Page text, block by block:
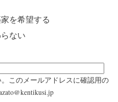
を希望する
ない
このメールアドレスに確認用の